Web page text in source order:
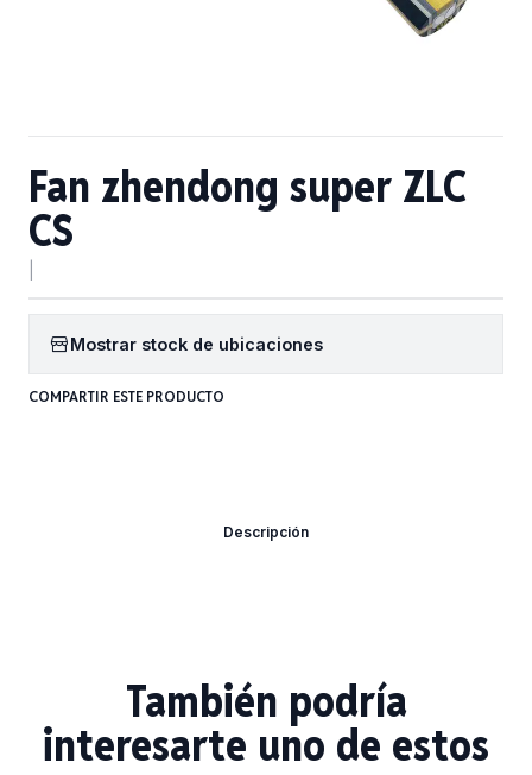
Fan zhendong super ZLC
CS
Mostrar stock de ubicaciones
COMPARTIR ESTE PRODUCTO
Descripción
También podría
interesarte uno de estos